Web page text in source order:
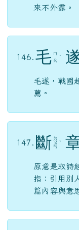
來不外露。
146. 毛 ㄇ
ㄠ ˊ
毛遂，戰國
薦。
147. 斷 ㄉ
ㄨ
ㄢ
ˋ
原意是取詩
指：引用別
篇內容與意